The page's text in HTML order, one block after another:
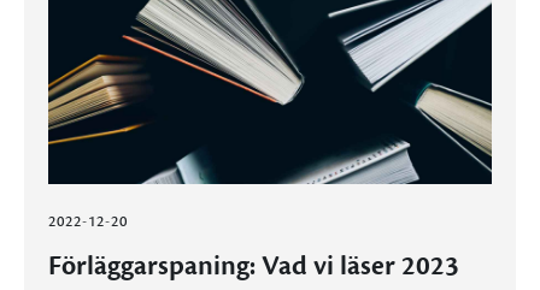
2022-12-20
Förläggarspaning: Vad vi läser 2023